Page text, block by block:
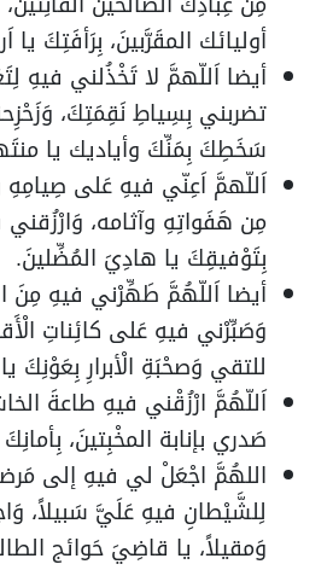
أوليائك المقَرَّبينَ، بِرَأفَتِكَ يا
أيضا اَللّهمَّ لا تَخْذُلني فيهِ
تضربني بِسِياطِ نَقِمَتِكَ،
سَخَطِكَ بِمَنِّكَ وأياديك يا
اَللّهمَّ اَعِنّي فيهِ عَلى صِيامِهِ
مِن هَفَواتِهِ وآثامه،
بِتَوْفيقِكَ يا هادِيَ المُضِّلينَ.
أيضا اَللّهُمَّ طَهِّرْني فيهِ مِنَ
وَصَبِّرْني فيهِ عَلى كائِناتِ
للتقي وَصحْبَةِ الْأبرارِ بِعَوْنِكَ
اَللّهُمَّ ارْزُقْني فيهِ طاعةَ
صَدري بإنابة المخْبِتينَ،
اللهُمَّ اجْعَلْ لي فيهِ إلى
لِلشَّيْطانِ فيهِ عَلَيَّ سَبيلاً،
وَمقيلاً، يا قاضِيَ حَوائج